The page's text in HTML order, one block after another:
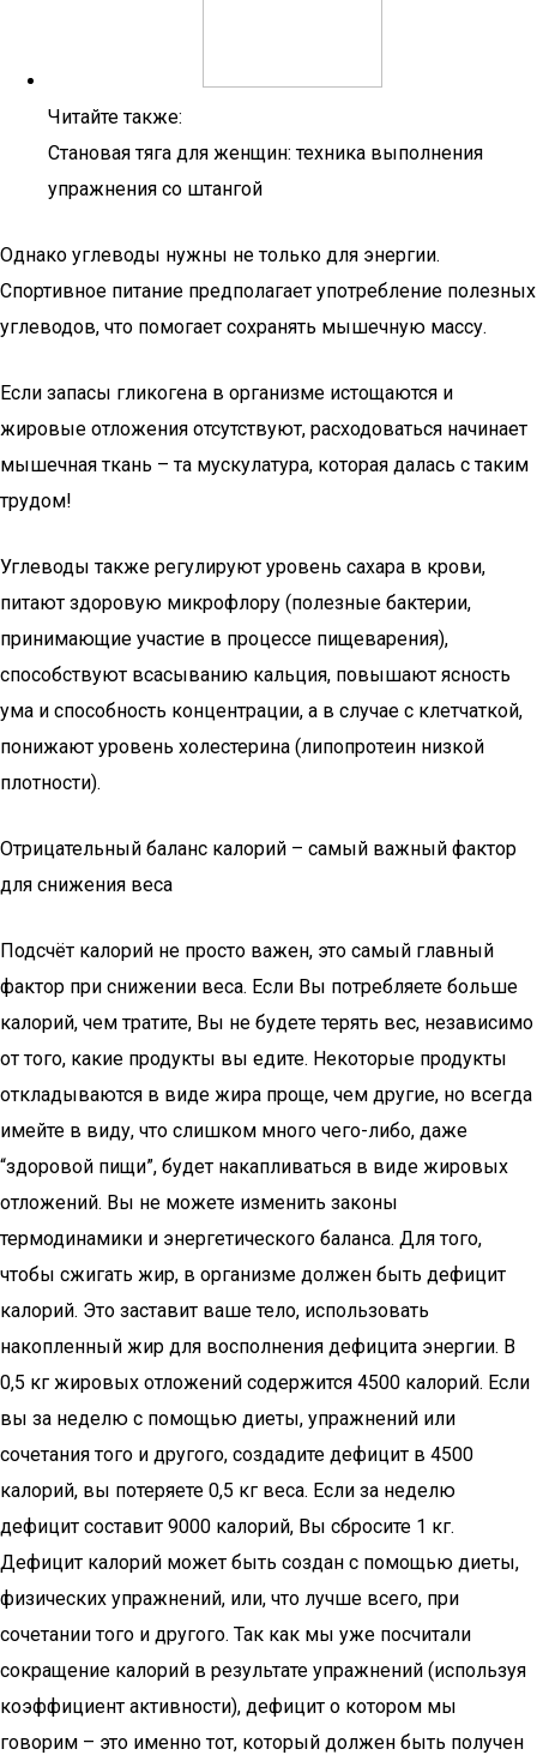
Читайте также:
Становая тяга для женщин: техника выполнения
упражнения со штангой
Однако углеводы нужны не только для энергии.
Спортивное питание предполагает употребление полезных
углеводов, что помогает сохранять мышечную массу.
Если запасы гликогена в организме истощаются и
жировые отложения отсутствуют, расходоваться начинает
мышечная ткань – та мускулатура, которая далась с таким
трудом!
Углеводы также регулируют уровень сахара в крови,
питают здоровую микрофлору (полезные бактерии,
принимающие участие в процессе пищеварения),
способствуют всасыванию кальция, повышают ясность
ума и способность концентрации, а в случае с клетчаткой,
понижают уровень холестерина (липопротеин низкой
плотности).
Отрицательный баланс калорий – самый важный фактор
для снижения веса
Подсчёт калорий не просто важен, это самый главный
фактор при снижении веса. Если Вы потребляете больше
калорий, чем тратите, Вы не будете терять вес, независимо
от того, какие продукты вы едите. Некоторые продукты
откладываются в виде жира проще, чем другие, но всегда
имейте в виду, что слишком много чего-либо, даже
“здоровой пищи”, будет накапливаться в виде жировых
отложений. Вы не можете изменить законы
термодинамики и энергетического баланса. Для того,
чтобы сжигать жир, в организме должен быть дефицит
калорий. Это заставит ваше тело, использовать
накопленный жир для восполнения дефицита энергии. В
0,5 кг жировых отложений содержится 4500 калорий. Если
вы за неделю с помощью диеты, упражнений или
сочетания того и другого, создадите дефицит в 4500
калорий, вы потеряете 0,5 кг веса. Если за неделю
дефицит составит 9000 калорий, Вы сбросите 1 кг.
Дефицит калорий может быть создан с помощью диеты,
физических упражнений, или, что лучше всего, при
сочетании того и другого. Так как мы уже посчитали
сокращение калорий в результате упражнений (используя
коэффициент активности), дефицит о котором мы
говорим – это именно тот, который должен быть получен